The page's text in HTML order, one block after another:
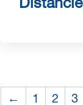
← 1 2 3